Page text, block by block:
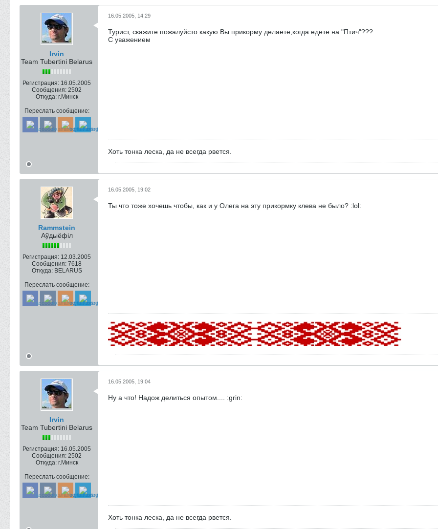
Irvin
Team Tubertini Belarus
Регистрация: 16.05.2005
Сообщения: 2502
Откуда: г.Минск
Переслать сообщение:
16.05.2005, 14:29
Турист, скажите пожалуйсто какую Вы прикорму делаете,когда едете на "Птич"???
С уважением
Хоть тонка леска, да не всегда рвется.
Rammstein
Аўдыёфіл
Регистрация: 12.03.2005
Сообщения: 7618
Откуда: BELARUS
Переслать сообщение:
16.05.2005, 19:02
Ты что тоже хочешь чтобы, как и у Олега на эту прикормку клева не было? :lol:
Irvin
Team Tubertini Belarus
Регистрация: 16.05.2005
Сообщения: 2502
Откуда: г.Минск
Переслать сообщение:
16.05.2005, 19:04
Ну а что! Надож делиться опытом.... :grin:
Хоть тонка леска, да не всегда рвется.